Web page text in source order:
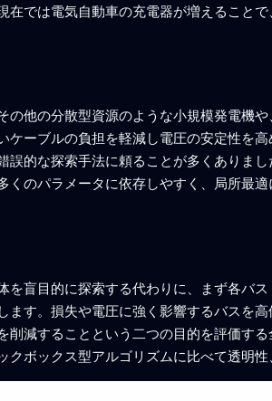
では電気自動車の充電器が増えることで
他の分散型資源のような小規模発電機
ーブルの負担を軽減し電圧の安定性を
的な探索手法に頼ることが多くありま
のパラメータに依存しやすく、局所最
盲目的に探索する代わりに、まず各バ
す。損失や電圧に強く影響するバスを
減することという二つの目的を評価す
ボックス型アルゴリズムに比べて透明性